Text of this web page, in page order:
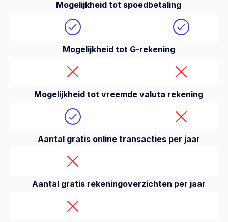
Mogelijkheid tot spoedbetaling
Mogelijkheid tot G-rekening
Mogelijkheid tot vreemde valuta rekening
Aantal gratis online transacties per jaar
Aantal gratis rekeningoverzichten per jaar